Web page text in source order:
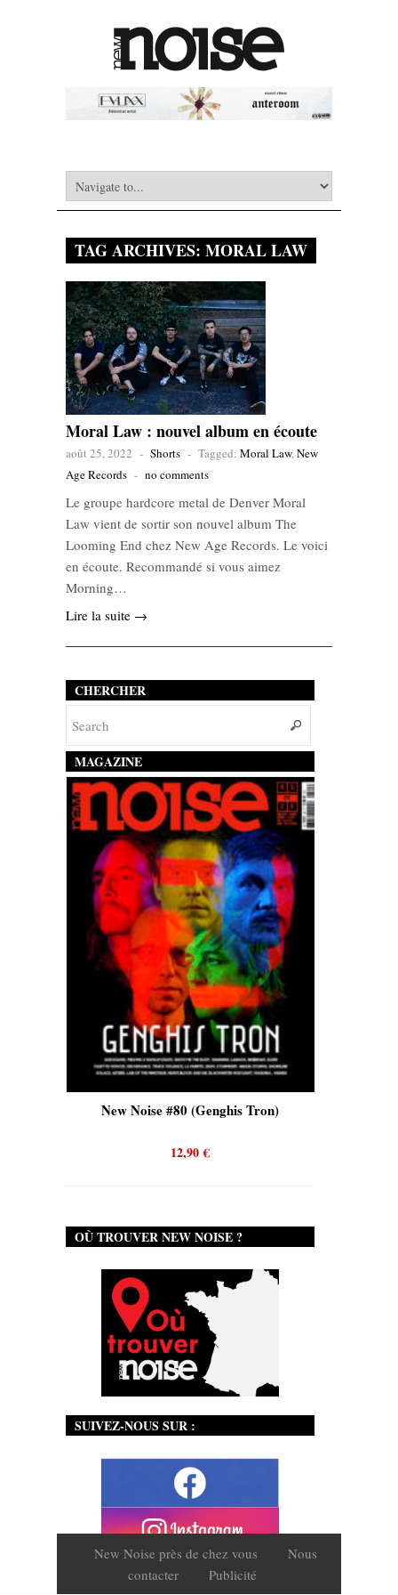
TAG ARCHIVES: MORAL LAW
Moral Law : nouvel album en écoute
août 25, 2022 - Shorts - Tagged: Moral Law,New
Age Records - no comments
Le groupe hardcore metal de Denver Moral
Law vient de sortir son nouvel album The
Looming End chez New Age Records. Le voici
en écoute. Recommandé si vous aimez
Morning…
Lire la suite →
CHERCHER
MAGAZINE
New Noise #80 (Genghis Tron)
12,90€
OÙ TROUVER NEW NOISE ?
SUIVEZ-NOUS SUR :
New Noise près de chez vous
Nous
contacter
Publicité